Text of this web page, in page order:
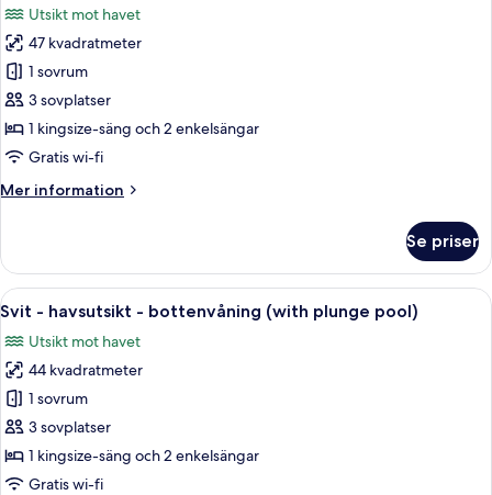
Plunge
Pool
foton
för
Penthouse
-
privat
pool
mot
Utsikt mot havet
47 kvadratmeter
1 sovrum
3 sovplatser
1 kingsize-säng och 2 enkelsängar
Gratis wi-fi
Mer information
Mer
-
privat
pool
mot
vattnet
Se priser
Öppna
alla
foton
för
Svit
-
havsutsikt
-
Ett sovrum med en säng,
5
Svit - havsutsikt - bottenvåning (with plunge pool)
Utsikt mot havet
44 kvadratmeter
1 sovrum
3 sovplatser
1 kingsize-säng och 2 enkelsängar
Gratis wi-fi